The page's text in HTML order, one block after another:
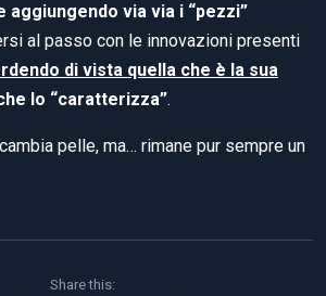
via via i “pezzi”
al passo con le innovazioni presenti
di vista quella che è la sua
lo “caratterizza”.
pelle, ma… rimane pur sempre un
Share this: